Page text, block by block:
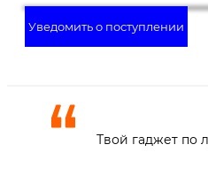
Уведомить о поступлении
Твой гаджет по